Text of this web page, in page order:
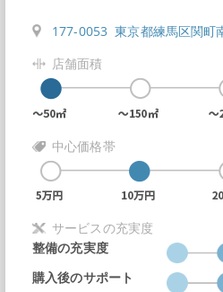
177-0053 東京都練馬区関町
店舗面積
中心価格帯
サービスの充実度
整備の充実度
購入後のサポート